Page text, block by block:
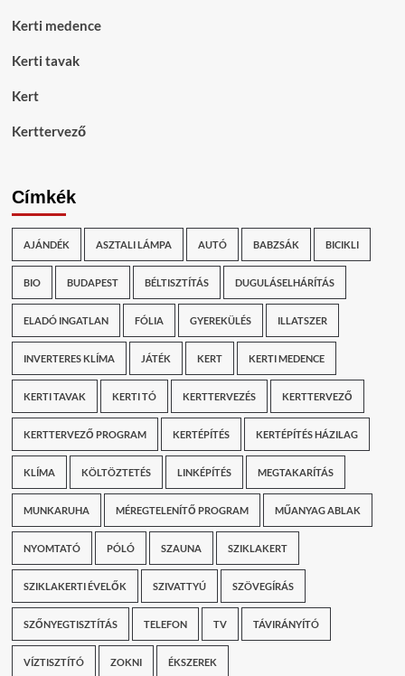
Kerti medence
Kerti tavak
Kert
Kerttervező
Címkék
AJÁNDÉK ASZTALI LÁMPA AUTÓ BABZSÁK BICIKLI
BIO BUDAPEST BÉLTISZTÍTÁS DUGULÁSELHÁRÍTÁS
ELADÓ INGATLAN FÓLIA GYEREKÜLÉS ILLATSZER
INVERTERES KLÍMA JÁTÉK KERT KERTI MEDENCE
KERTI TAVAK KERTI TÓ KERTTERVEZÉS KERTTERVEZŐ
KERTTERVEZŐ PROGRAM KERTÉPÍTÉS KERTÉPÍTÉS HÁZILAG
KLÍMA KÖLTÖZTETÉS LINKÉPÍTÉS MEGTAKARÍTÁS
MUNKARUHA MÉREGTELENÍTŐ PROGRAM MŰANYAG ABLAK
NYOMTATÓ PÓLÓ SZAUNA SZIKLAKERT
SZIKLAKERTI ÉVELŐK SZIVATTYÚ SZÖVEGÍRÁS
SZŐNYEGTISZTÍTÁS TELEFON TV TÁVIRÁNYÍTÓ
VÍZTISZTÍTÓ ZOKNI ÉKSZEREK